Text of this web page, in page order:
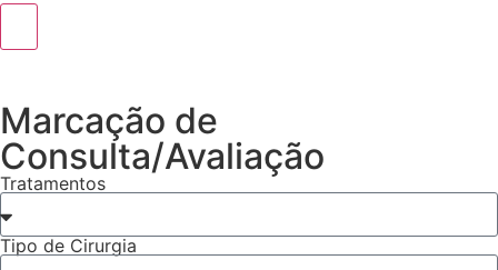
Marcação de
Consulta/Avaliação
Tratamentos
Tipo de Cirurgia